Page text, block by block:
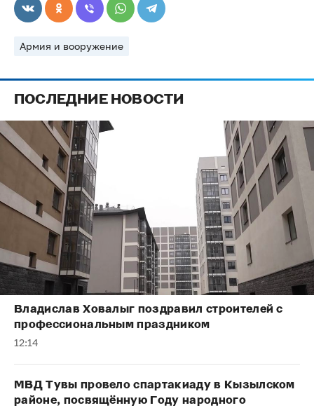
Армия и вооружение
ПОСЛЕДНИЕ НОВОСТИ
Владислав Ховалыг поздравил строителей с
профессиональным праздником
12:14
МВД Тувы провело спартакиаду в Кызылском
районе, посвящённую Году народного